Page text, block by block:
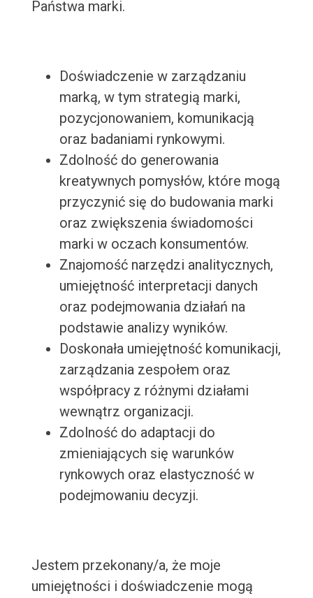
Państwa marki.
Doświadczenie w zarządzaniu
marką, w tym strategią marki,
pozycjonowaniem, komunikacją
oraz badaniami rynkowymi.
Zdolność do generowania
kreatywnych pomysłów, które mogą
przyczynić się do budowania marki
oraz zwiększenia świadomości
marki w oczach konsumentów.
Znajomość narzędzi analitycznych,
umiejętność interpretacji danych
oraz podejmowania działań na
podstawie analizy wyników.
Doskonała umiejętność komunikacji,
zarządzania zespołem oraz
współpracy z różnymi działami
wewnątrz organizacji.
Zdolność do adaptacji do
zmieniających się warunków
rynkowych oraz elastyczność w
podejmowaniu decyzji.
Jestem przekonany/a, że moje
umiejętności i doświadczenie mogą